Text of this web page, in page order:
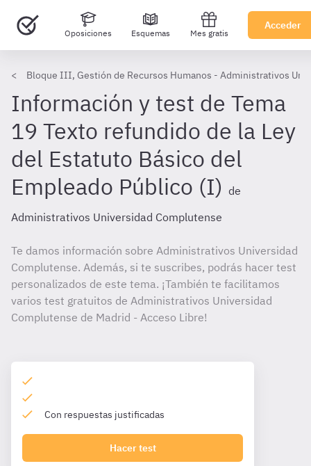
Oposiciones Esquemas Mes gratis
Acceder
Bloque III, Gestión de Recursos Humanos - Administrativos
Información y test de Tema
19 Texto refundido de la Ley
del Estatuto Básico del
Empleado Público (I) de
Administrativos Universidad Complutense
Te damos información sobre Administrativos Universidad
Complutense. Además, si te suscribes, podrás hacer test
personalizados de este tema. ¡También te facilitamos
varios test gratuitos de Administrativos Universidad
Complutense de Madrid - Acceso Libre!
Con respuestas justificadas
Hacer test